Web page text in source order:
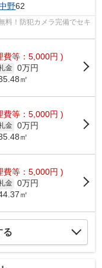
野62
料！防犯カメラ完備でセキ
費等：5,000円 )
金 0万円
㎡
費等：5,000円 )
金 0万円
㎡
費等：5,000円 )
金 0万円
㎡
る